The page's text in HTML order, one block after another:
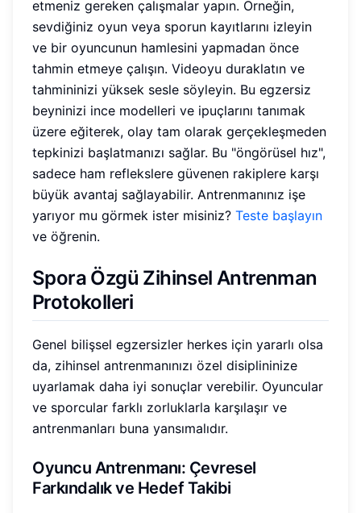
etmeniz gereken çalışmalar yapın. Örneğin,
sevdiğiniz oyun veya sporun kayıtlarını izleyin
ve bir oyuncunun hamlesini yapmadan önce
tahmin etmeye çalışın. Videoyu duraklatın ve
tahmininizi yüksek sesle söyleyin. Bu egzersiz
beyninizi ince modelleri ve ipuçlarını tanımak
üzere eğiterek, olay tam olarak gerçekleşmeden
tepkinizi başlatmanızı sağlar. Bu "öngörüsel hız",
sadece ham reflekslere güvenen rakiplere karşı
büyük avantaj sağlayabilir. Antrenmanınız işe
yarıyor mu görmek ister misiniz? Teste başlayın
ve öğrenin.
Spora Özgü Zihinsel Antrenman
Protokolleri
Genel bilişsel egzersizler herkes için yararlı olsa
da, zihinsel antrenmanınızı özel disiplininize
uyarlamak daha iyi sonuçlar verebilir. Oyuncular
ve sporcular farklı zorluklarla karşılaşır ve
antrenmanları buna yansımalıdır.
Oyuncu Antrenmanı: Çevresel
Farkındalık ve Hedef Takibi